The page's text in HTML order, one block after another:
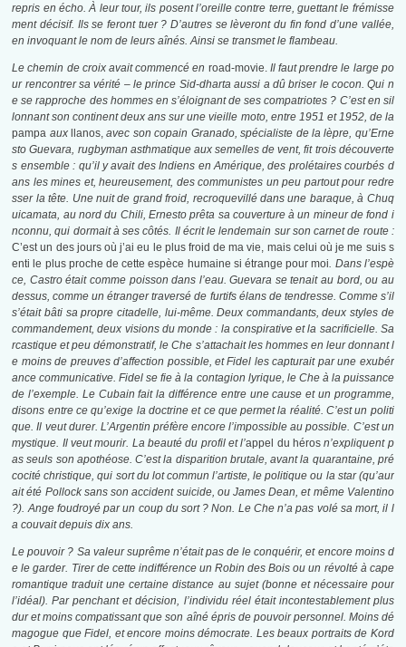
repris en écho. À leur tour, ils posent l’oreille contre terre, guettant le frémisse
ment décisif. Ils se feront tuer ? D’autres se lèveront du fin fond d’une vallée,
en invoquant le nom de leurs aînés. Ainsi se transmet le flambeau.
Le chemin de croix avait commencé en road-movie. Il faut prendre le large po
ur rencontrer sa vérité – le prince Sid-dharta aussi a dû briser le cocon. Qui n
e se rapproche des hommes en s’éloignant de ses compatriotes ? C’est en sil
lonnant son continent deux ans sur une vieille moto, entre 1951 et 1952, de la
pampa aux llanos,avec son copain Granado, spécialiste de la lèpre, qu’Erne
sto Guevara, rugbyman asthmatique aux semelles de vent, fit trois découverte
s ensemble : qu’il y avait des Indiens en Amérique, des prolétaires courbés d
ans les mines et, heureusement, des communistes un peu partout pour redre
sser la tête. Une nuit de grand froid, recroquevillé dans une baraque, à Chuq
uicamata, au nord du Chili, Ernesto prêta sa couverture à un mineur de fond i
nconnu, qui dormait à ses côtés. Il écrit le lendemain sur son carnet de route :
C’est un des jours où j’ai eu le plus froid de ma vie, mais celui où je me suis s
enti le plus proche de cette espèce humaine si étrange pour moi. Dans l’espè
ce, Castro était comme poisson dans l’eau. Guevara se tenait au bord, ou au
dessus, comme un étranger traversé de furtifs élans de tendresse. Comme s’il
s’était bâti sa propre citadelle, lui-même. Deux commandants, deux styles de
commandement, deux visions du monde : la conspirative et la sacrificielle. Sa
rcastique et peu démonstratif, le Che s’attachait les hommes en leur donnant l
e moins de preuves d’affection possible, et Fidel les capturait par une exubér
ance communicative. Fidel se fie à la contagion lyrique, le Che à la puissance
de l’exemple. Le Cubain fait la différence entre une cause et un programme,
disons entre ce qu’exige la doctrine et ce que permet la réalité. C’est un politi
que. Il veut durer. L’Argentin préfère encore l’impossible au possible. C’est un
mystique. Il veut mourir. La beauté du profil et l’appel du héros n’expliquent p
as seuls son apothéose. C’est la disparition brutale, avant la quarantaine, pré
cocité christique, qui sort du lot commun l’artiste, le politique ou la star (qu’aur
ait été Pollock sans son accident suicide, ou James Dean, et même Valentino
?). Ange foudroyé par un coup du sort ? Non. Le Che n’a pas volé sa mort, il l
a couvait depuis dix ans.
Le pouvoir ? Sa valeur suprême n’était pas de le conquérir, et encore moins d
e le garder. Tirer de cette indifférence un Robin des Bois ou un révolté à cape
romantique traduit une certaine distance au sujet (bonne et nécessaire pour
l’idéal). Par penchant et décision, l’individu réel était incontestablement plus
dur et moins compatissant que son aîné épris de pouvoir personnel. Moins dé
magogue que Fidel, et encore moins démocrate. Les beaux portraits de Kord